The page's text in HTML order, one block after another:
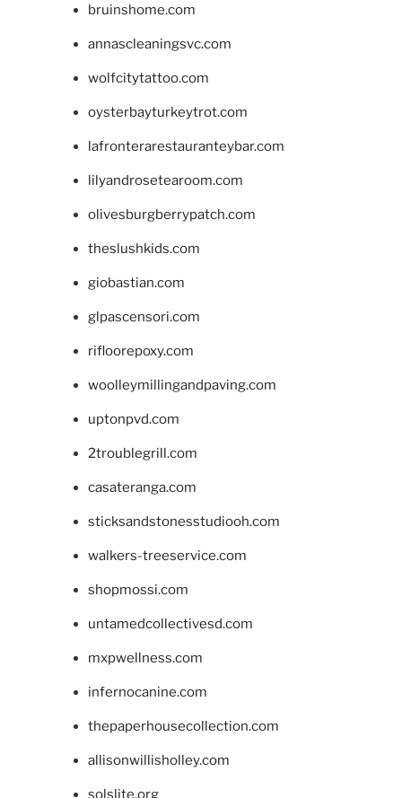
bruinshome.com
annascleaningsvc.com
wolfcitytattoo.com
oysterbayturkeytrot.com
lafronterarestauranteybar.com
lilyandrosetearoom.com
olivesburgberrypatch.com
theslushkids.com
giobastian.com
glpascensori.com
rifloorepoxy.com
woolleymillingandpaving.com
uptonpvd.com
2troublegrill.com
casateranga.com
sticksandstonesstudiooh.com
walkers-treeservice.com
shopmossi.com
untamedcollectivesd.com
mxpwellness.com
infernocanine.com
thepaperhousecollection.com
allisonwillisholley.com
solslite.org